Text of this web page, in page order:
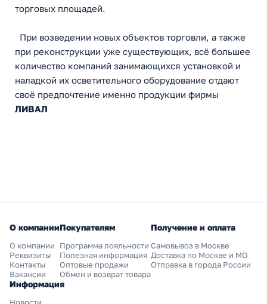
торговых площадей.
При возведении новых объектов торговли, а также
при реконструкции уже существующих, всё большее
количество компаний занимающихся установкой и
наладкой их осветительного оборудование отдают
своё предпочтение именно продукции фирмы
ЛИВАЛ
О компании
О компании
Реквизиты
Контакты
Вакансии
Покупателям
Программа лояльности
Полезная информация
Оптовые продажи
Обмен и возврат товара
Получение и оплата
Самовывоз в Москве
Доставка по Москве и МО
Отправка в города России
Информация